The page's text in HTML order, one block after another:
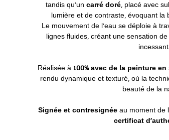
tandis qu’un carré doré, placé avec
lumière et de contraste, évoquant la
Le mouvement de l’eau se déploie à
lignes fluides, créant une sensation
Réalisée à 100% avec de la peinture en
rendu dynamique et texturé, où la
beauté de la
Signée et contresignée au moment de
certificat